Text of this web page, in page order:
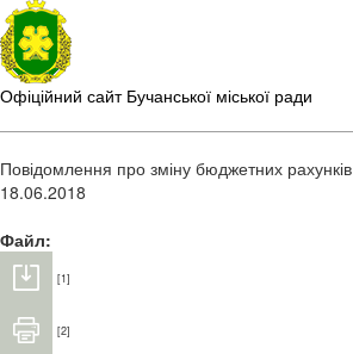
Офіційний сайт Бучанської міської ради
Повідомлення про зміну бюджетних рахунків
18.06.2018
Файл:
[1]
[2]